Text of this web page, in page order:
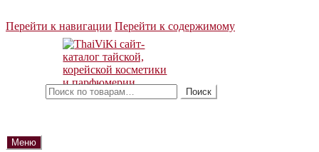
Перейти к навигации Перейти к содержимому
Поиск
Меню